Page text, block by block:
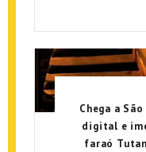
Chega a
digital e
faraó